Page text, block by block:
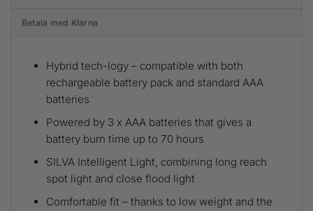
Betala med Klarna
Hybrid tech-logy – compatible with both
rechargeable battery pack and standard AAA
batteries
Powered by 3 x AAA batteries that gives a
battery burn time up to 70 hours
SILVA Intelligent Light, combining long reach
spot light and close flood light
Comfortable fit – thanks to low weight and the